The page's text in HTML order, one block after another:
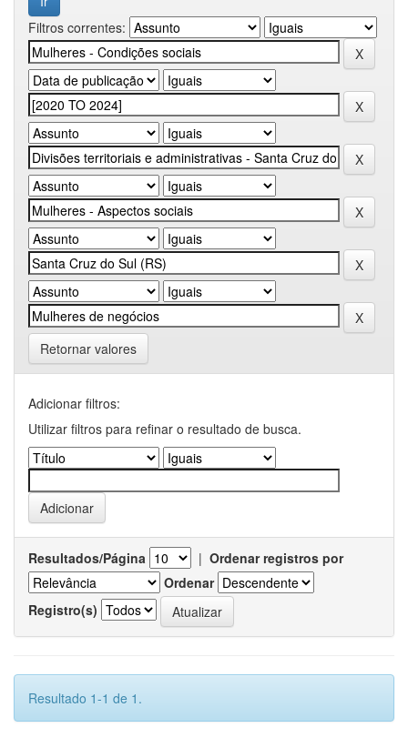
Filtros correntes:
Retornar valores
Adicionar filtros:
Utilizar filtros para refinar o resultado de busca.
Resultados/Página | Ordenar registros por
Ordenar
Registro(s)
Resultado 1-1 de 1.